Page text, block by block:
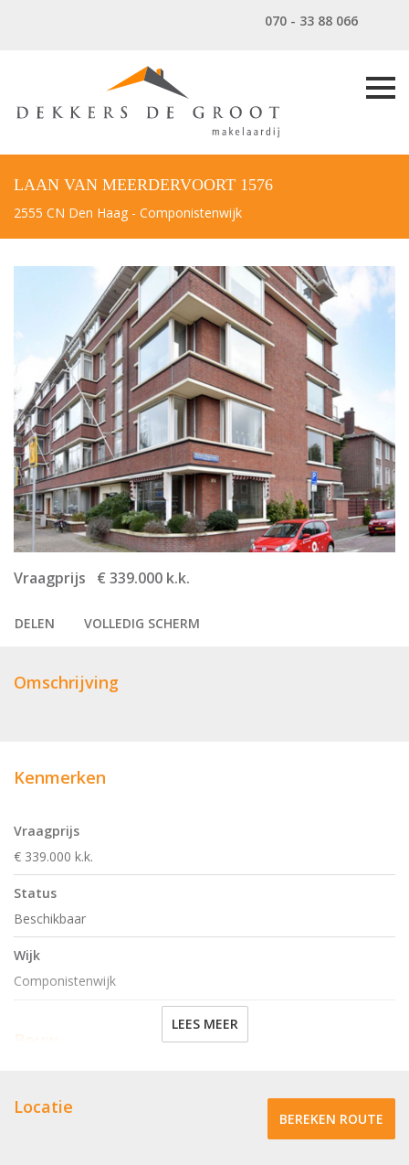
070 - 33 88 066
LAAN VAN MEERDERVOORT 1576
2555 CN Den Haag - Componistenwijk
Vraagprijs € 339.000 k.k.
DELEN VOLLEDIG SCHERM
Omschrijving
Kenmerken
Vraagprijs
€ 339.000 k.k.
Status
Beschikbaar
Wijk
Componistenwijk
Bouw
Oppervlakten en inhoud
LEES MEER
Locatie
BEREKEN ROUTE